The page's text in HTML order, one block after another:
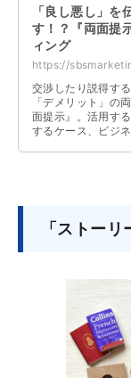
「良し悪し」を
す！？『両面提
ィング
交渉したり説得す
「デメリット」の
面提示』。活用す
するケース、ビジ
「ストー